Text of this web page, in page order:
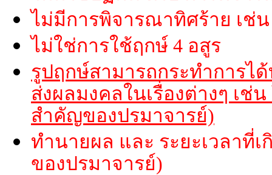
ไม่มีการพิจารณาทิศร้าย เช่
ไม่ใช่การใช้ฤกษ์ 4 อสูร
รูปฤกษ์สามารถกระทำการไ
ส่งผลมงคลในเรื่องต่างๆ เ
สำคัญของปรมาจารย์)
ทำนายผล และ ระยะเวลาที่
ของปรมาจารย์)